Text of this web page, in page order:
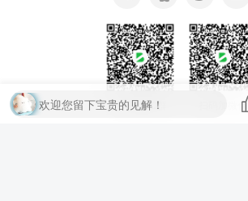
扫码加QQ群 扫码加微信
欢迎您留下宝贵的见解！